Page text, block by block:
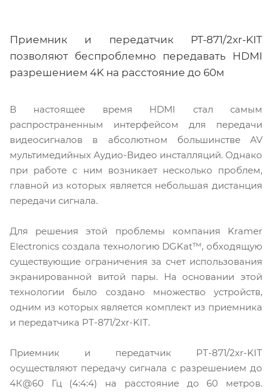
Приемник и передатчик PT-871/2xr-KIT
позволяют беспроблемно передавать HDMI
разрешением 4K на расстояние до 60м
В настоящее время HDMI стал самым
распространенным интерфейсом для передачи
видеосигналов в абсолютном большинстве AV
мультимедийных Аудио-Видео инсталляций. Однако
при работе с ним возникает несколько проблем,
главной из которых является небольшая дистанция
передачи сигнала.
Для решения этой проблемы компания Kramer
Electronics создала технологию DGKat™, обходящую
существующие ограничения за счет использования
экранированной витой пары. На основании этой
технологии было создано множество устройств,
одним из которых является комплект из приемника
и передатчика PT-871/2xr-KIT.
Приемник и передатчик PT-871/2xr-KIT
осуществляют передачу сигнала с разрешением до
4К@60 Гц (4:4:4) на расстояние до 60 метров.